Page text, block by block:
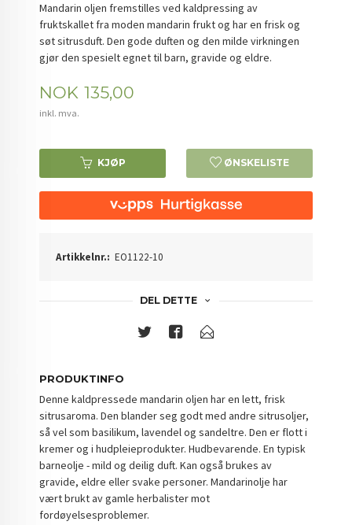
Mandarin oljen fremstilles ved kaldpressing av
fruktskallet fra moden mandarin frukt og har en frisk og
søt sitrusduft. Den gode duften og den milde virkningen
gjør den spesielt egnet til barn, gravide og eldre.
Pris
NOK 135,00
inkl. mva.
KJØP ØNSKELISTE
Artikkelnr.: EO1122-10
DEL DETTE
PRODUKTINFO
Denne kaldpressede mandarin oljen har en lett, frisk
sitrusaroma. Den blander seg godt med andre sitrusoljer,
så vel som basilikum, lavendel og sandeltre. Den er flott i
kremer og i hudpleieprodukter. Hudbevarende. En typisk
barneolje - mild og deilig duft. Kan også brukes av
gravide, eldre eller svake personer. Mandarinolje har
vært brukt av gamle herbalister mot
fordøyelsesproblemer.